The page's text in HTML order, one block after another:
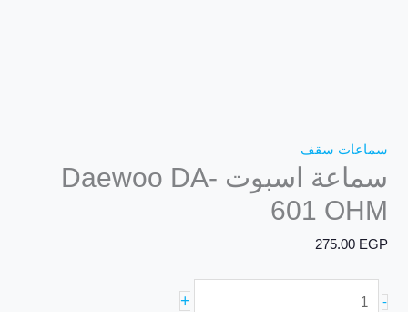
سماعات سقف
سماعة اسبوت Daewoo DA-
601 OHM
275.00 EGP
-
+